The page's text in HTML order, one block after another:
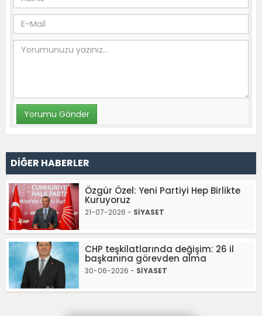
DİĞER HABERLER
Özgür Özel: Yeni Partiyi Hep Birlikte
Kuruyoruz
21-07-2026 - SİYASET
CHP teşkilatlarında değişim: 26 il
başkanına görevden alma
30-06-2026 - SİYASET